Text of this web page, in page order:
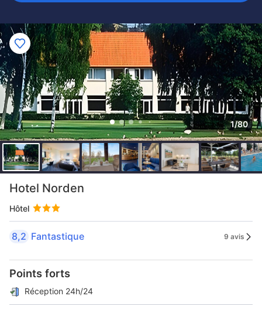
1/80
Hotel Norden
Hôtel
8,2 Fantastique 9 avis
Points forts
Réception 24h/24